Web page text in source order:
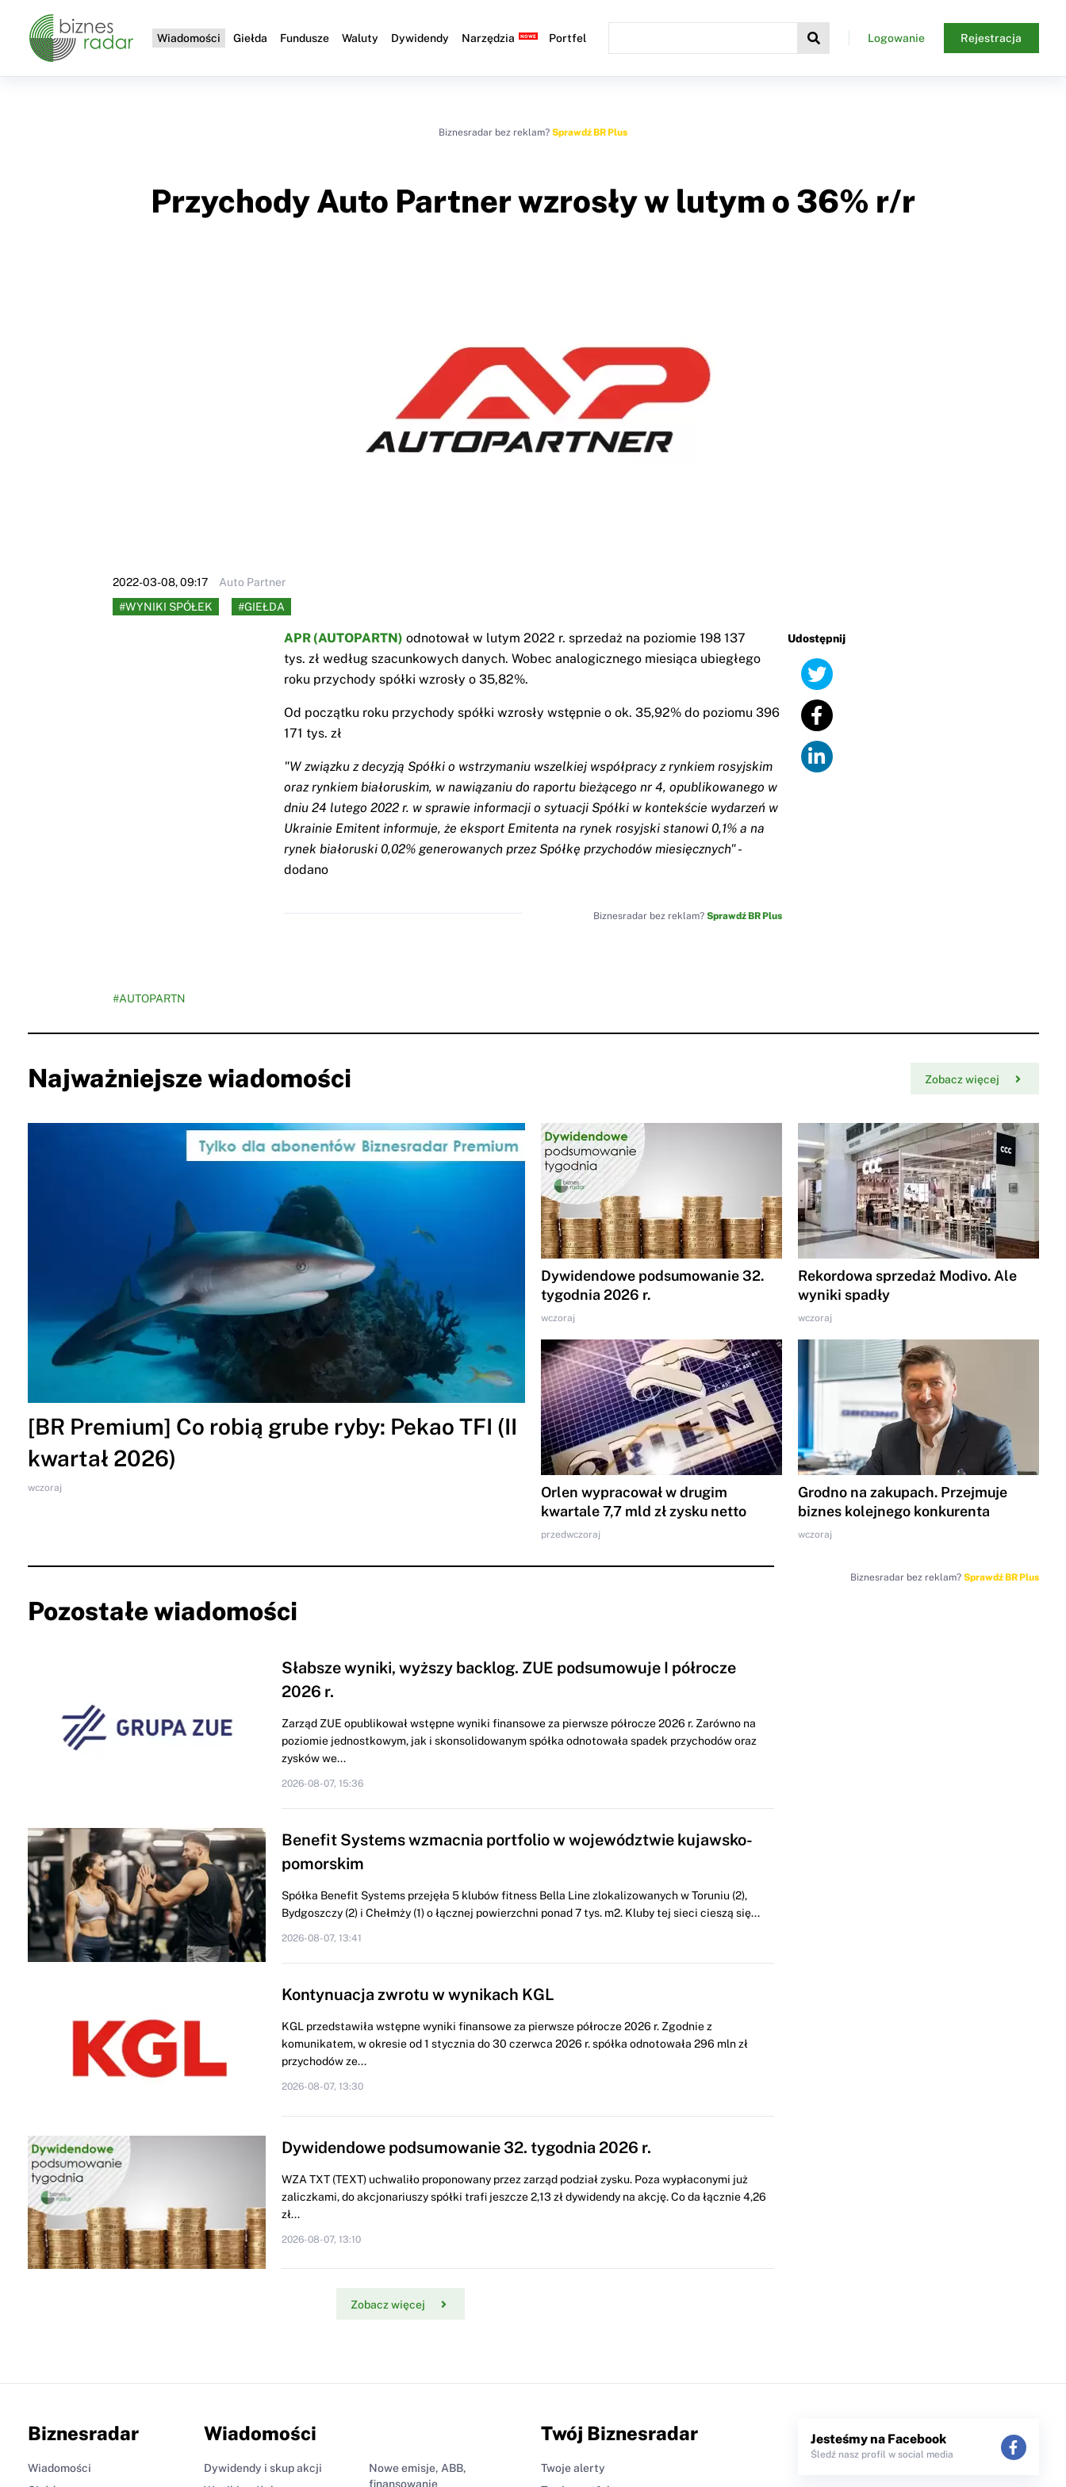
Wiadomości Giełda Fundusze Waluty Dywidendy Narzędzia Portfel Logowanie Rejestracja
Biznesradar bez reklam? Sprawdź BR Plus
Przychody Auto Partner wzrosły w lutym o 36% r/r
2022-03-08, 09:17
Auto Partner
#WYNIKI SPÓŁEK
#GIEŁDA
Udostępnij
APR (AUTOPARTN) odnotował w lutym 2022 r. sprzedaż na poziomie 198 137
tys. zł według szacunkowych danych. Wobec analogicznego miesiąca ubiegłego
roku przychody spółki wzrosły o 35,82%.
Od początku roku przychody spółki wzrosły wstępnie o ok. 35,92% do poziomu 396
171 tys. zł
"W związku z decyzją Spółki o wstrzymaniu wszelkiej współpracy z rynkiem rosyjskim
oraz rynkiem białoruskim, w nawiązaniu do raportu bieżącego nr 4, opublikowanego w
dniu 24 lutego 2022 r. w sprawie informacji o sytuacji Spółki w kontekście wydarzeń w
Ukrainie Emitent informuje, że eksport Emitenta na rynek rosyjski stanowi 0,1% a na
rynek białoruski 0,02% generowanych przez Spółkę przychodów miesięcznych"-
dodano
Biznesradar bez reklam? Sprawdź BR Plus
#AUTOPARTN
Najważniejsze wiadomości Zobacz więcej
[BR Premium] Co robią grube ryby: Pekao TFI (II
kwartał 2026)
wczoraj
Dywidendowe podsumowanie 32.
tygodnia 2026 r.
wczoraj
Rekordowa sprzedaż Modivo. Ale
wyniki spadły
wczoraj
Orlen wypracował w drugim
kwartale 7,7 mld zł zysku netto
przedwczoraj
Grodno na zakupach. Przejmuje
biznes kolejnego konkurenta
wczoraj
Pozostałe wiadomości
Słabsze wyniki, wyższy backlog. ZUE podsumowuje I półrocze
2026 r.
Zarząd ZUE opublikował wstępne wyniki finansowe za pierwsze półrocze 2026 r. Zarówno na
poziomie jednostkowym, jak i skonsolidowanym spółka odnotowała spadek przychodów oraz
zysków we...
2026-08-07, 15:36
Benefit Systems wzmacnia portfolio w województwie kujawsko-
pomorskim
Spółka Benefit Systems przejęła 5 klubów fitness Bella Line zlokalizowanych w Toruniu (2),
Bydgoszczy (2) i Chełmży (1) o łącznej powierzchni ponad 7 tys. m2. Kluby tej sieci cieszą się...
2026-08-07, 13:41
Kontynuacja zwrotu w wynikach KGL
KGL przedstawiła wstępne wyniki finansowe za pierwsze półrocze 2026 r. Zgodnie z
komunikatem, w okresie od 1 stycznia do 30 czerwca 2026 r. spółka odnotowała 296 mln zł
przychodów ze...
2026-08-07, 13:30
Dywidendowe podsumowanie 32. tygodnia 2026 r.
WZA TXT (TEXT) uchwaliło proponowany przez zarząd podział zysku. Poza wypłaconymi już
zaliczkami, do akcjonariuszy spółki trafi jeszcze 2,13 zł dywidendy na akcję. Co da łącznie 4,26
zł...
2026-08-07, 13:10
Zobacz więcej
Biznesradar bez reklam? Sprawdź BR Plus
Biznesradar
Wiadomości
Wiadomości
Dywidendy i skup akcji
Nowe emisje, ABB,
finansowanie
Twój Biznesradar
Twoje alerty
Jesteśmy na Facebook
Śledź nasz profil w social media